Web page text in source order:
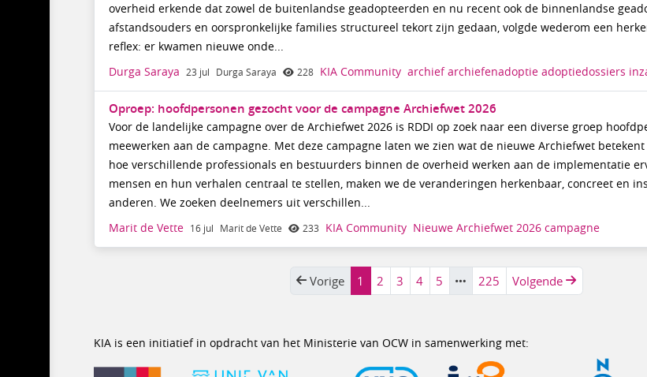
overheid erkende dat zowel de buitenlandse geadopteerden en nu recent ook de binnenlandse
afstandsouders en oorspronkelijke families structureel tekort zijn gedaan, volgde wederom een
reflex: er kwamen nieuwe onde...
Durga Saraya 23 jul Durga Saraya 228 KIA Community archief archiefenadoptie adoptiedossiers
Oproep: hoofdpersonen gezocht voor de campagne Archiefwet 2026
Voor de landelijke campagne over de Archiefwet 2026 is RDDI op zoek naar een diverse groep
meewerken aan de campagne. Met deze campagne laten we zien wat de nieuwe Archiefwet
hoe verschillende professionals en bestuurders binnen de overheid werken aan de implementatie
mensen en hun verhalen centraal te stellen, maken we de veranderingen herkenbaar, concreet en
anderen. We zoeken deelnemers uit verschillen...
Marit de Vette 16 jul Marit de Vette 233 KIA Community Nieuwe Archiefwet 2026 campagne
Vorige 1 2 3 4 5 225 Volgende
KIA is een initiatief in opdracht van het Ministerie van OCW in samenwerking met: